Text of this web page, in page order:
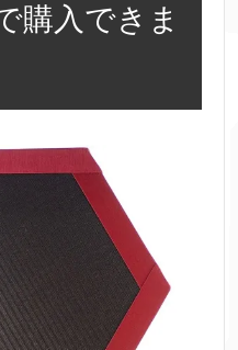
購入できま